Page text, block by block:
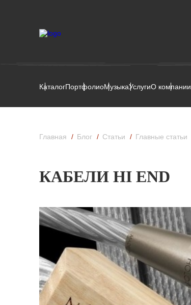
КаталогПортфолиоМузыкаУслугиО компании
Главная Блог Статьи Главные статьи
КАБЕЛИ HI END